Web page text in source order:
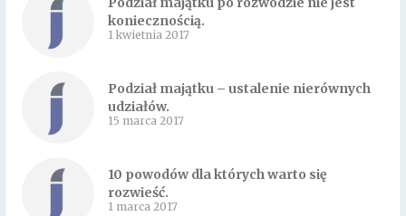
koniecznością.
1 kwietnia 2017
Podział majątku – ustalenie nierównych
udziałów.
15 marca 2017
10 powodów dla których warto się
rozwieść.
1 marca 2017